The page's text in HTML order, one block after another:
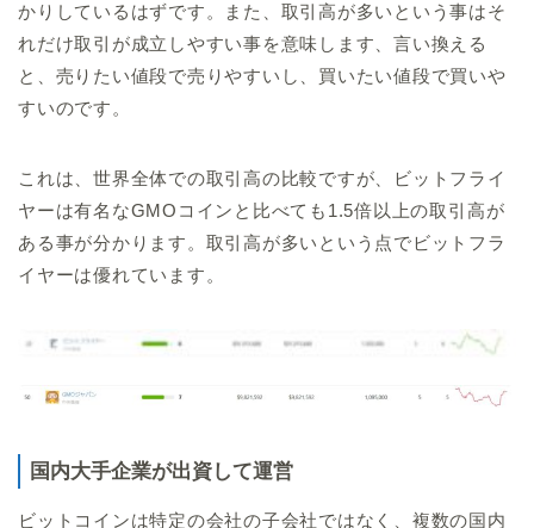
かりしているはずです。また、取引高が多いという事はそ
れだけ取引が成立しやすい事を意味します、言い換える
と、売りたい値段で売りやすいし、買いたい値段で買いや
すいのです。
これは、世界全体での取引高の比較ですが、ビットフライ
ヤーは有名なGMOコインと比べても1.5倍以上の取引高が
ある事が分かります。取引高が多いという点でビットフラ
イヤーは優れています。
国内大手企業が出資して運営
ビットコインは特定の会社の子会社ではなく、複数の国内